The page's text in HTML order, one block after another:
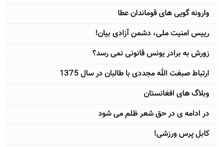
وارونه گويی های قوماندان عطا
رييس امنيت ملی، دشمن آزادی بيان!
زورش به برادر يونس قانونی نمی رسد؟
ارتباط صبغت الله مجددی با طالبان در سال 1375
وبلاگ های افغانستان
در ادامه ی در حق شعر ظلم می شود
کابل پرس ورزشی!